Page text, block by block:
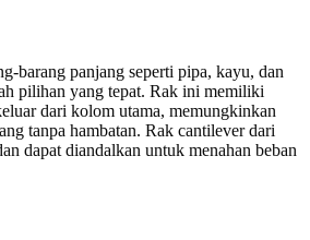
barang panjang seperti pipa, kayu, dan
pilihan yang tepat. Rak ini memiliki
dari kolom utama, memungkinkan
tanpa hambatan. Rak cantilever dari
dapat diandalkan untuk menahan beban